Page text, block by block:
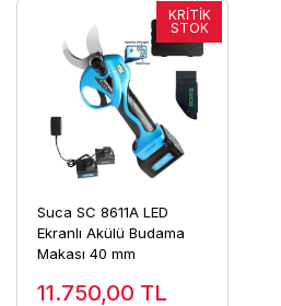
Suca SC 8611A LED
Ekranlı Akülü Budama
Makası 40 mm
11.750,00 TL